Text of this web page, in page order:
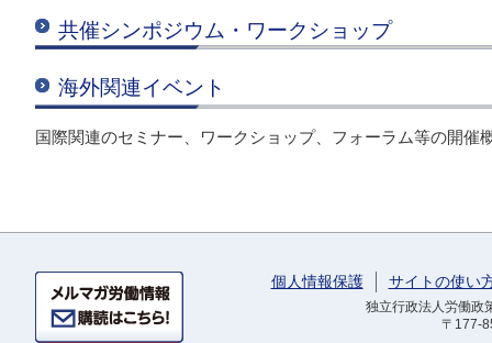
共催シンポジウム・ワークショップ
海外関連イベント
国際関連のセミナー、ワークショップ、フォーラム等の開催
個人情報保護 サイトの使い
独立行政法人労働
〒177-